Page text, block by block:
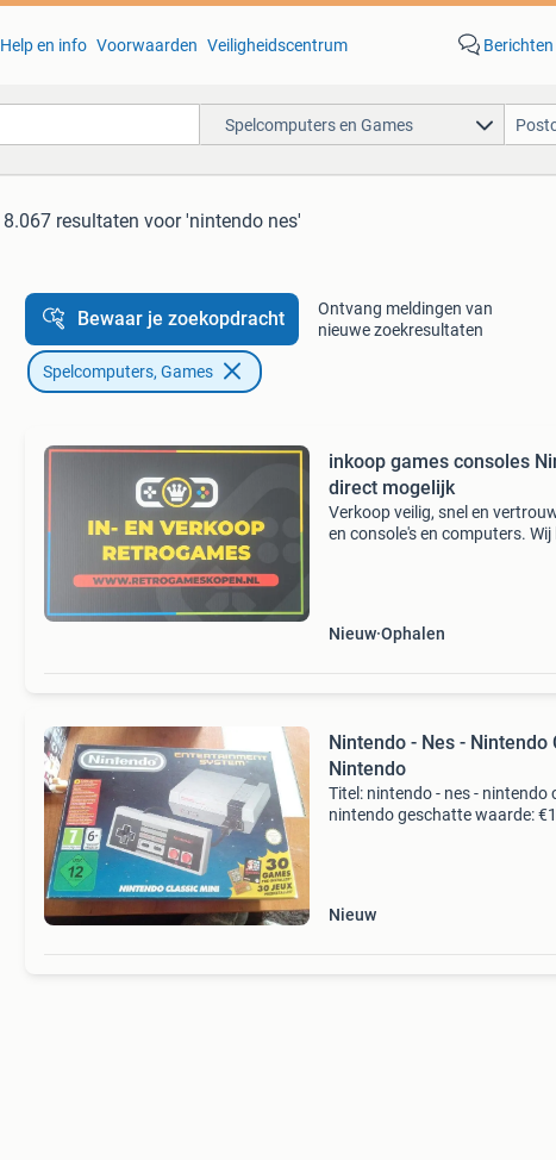
Help en info Voorwaarden Veiligheidscentrum Berichten
Spelcomputers en Games
8.067 resultaten voor 'nintendo nes'
Bewaar je zoekopdracht
Ontvang meldingen van
nieuwe zoekresultaten
Spelcomputers, Games
inkoop games consoles
direct mogelijk
Verkoop veilig, snel en
en console's en computers.
Nieuw Ophalen
Nintendo - Nes - Nintendo
Nintendo
Titel: nintendo - nes - nintendo
nintendo geschatte waarde:
Nieuw